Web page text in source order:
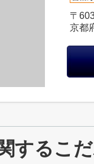
〒
京都
するこ